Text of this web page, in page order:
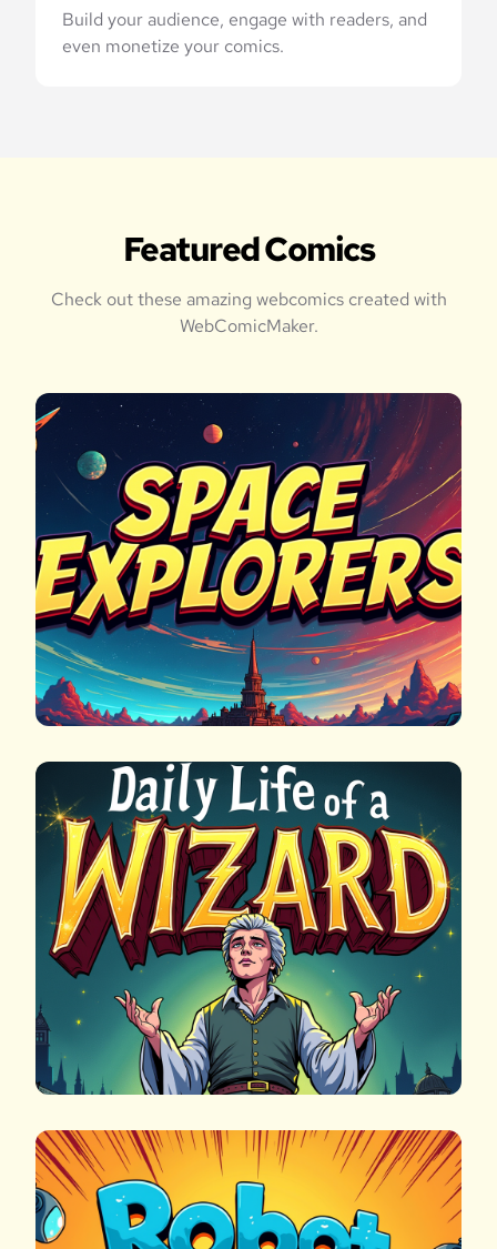
Build your audience, engage with readers, and
even monetize your comics.
Featured Comics
Check out these amazing webcomics created with
WebComicMaker.